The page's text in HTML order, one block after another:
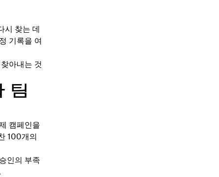
시 찾는 데
기록을 여
아내는 것
팀
캠페인을
100개의
인의 부족